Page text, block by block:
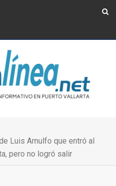
Luis Arnulfo que entró al
pero no logró salir